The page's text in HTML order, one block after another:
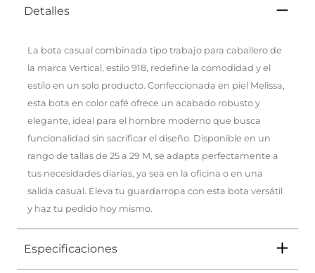
Detalles
La bota casual combinada tipo trabajo para caballero de
la marca Vertical, estilo 918, redefine la comodidad y el
estilo en un solo producto. Confeccionada en piel Melissa,
esta bota en color café ofrece un acabado robusto y
elegante, ideal para el hombre moderno que busca
funcionalidad sin sacrificar el diseño. Disponible en un
rango de tallas de 25 a 29 M, se adapta perfectamente a
tus necesidades diarias, ya sea en la oficina o en una
salida casual. Eleva tu guardarropa con esta bota versátil
y haz tu pedido hoy mismo.
Especificaciones